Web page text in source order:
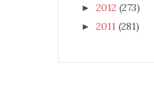
► 2012 (273)
► 2011 (281)